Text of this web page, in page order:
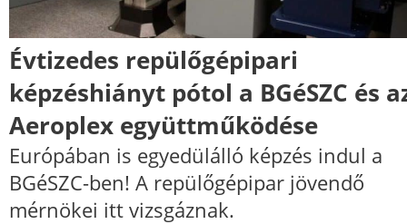
Évtizedes repülőgépipari
képzéshiányt pótol a BGéSZC és
Aeroplex együttműködése
Európában is egyedülálló képzés indul a
BGéSZC-ben! A repülőgépipar jövendő
mérnökei itt vizsgáznak.